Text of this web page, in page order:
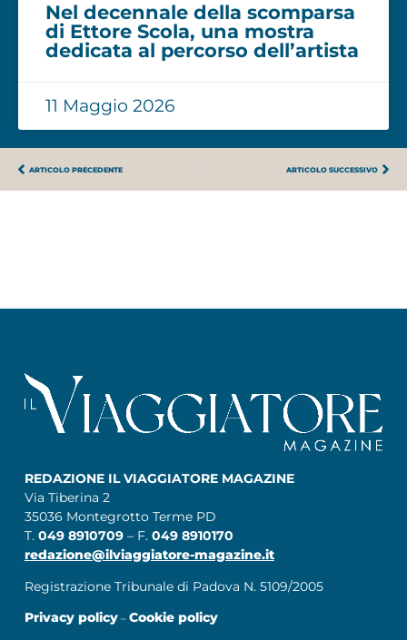
Nel decennale della scomparsa
di Ettore Scola, una mostra
dedicata al percorso dell’artista
11 Maggio 2026
ARTICOLO PRECEDENTE ARTICOLO SUCCESSIVO
REDAZIONE IL VIAGGIATORE MAGAZINE
Via Tiberina 2
35036 Montegrotto Terme PD
T. 049 8910709 – F. 049 8910170
redazione@ilviaggiatore-magazine.it
Registrazione Tribunale di Padova N. 5109/2005
Privacy policy– Cookie policy